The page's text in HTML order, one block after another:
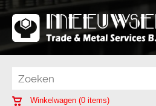
Winkelwagen (0 items)